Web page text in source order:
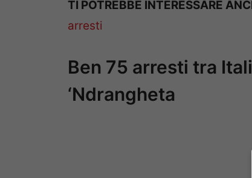
TI POTREBBE INTERESSARE
arresti
Ben 75 arresti tra
‘Ndrangheta